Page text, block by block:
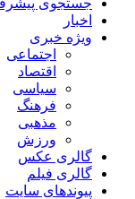
جستجوی
اخبار
ویژه خبری
اجتماعی
اقتصاد
سیاسی
فرهنگ
مذهبی
ورزش
گالری عکس
گالری فیلم
پیوندهای سایت